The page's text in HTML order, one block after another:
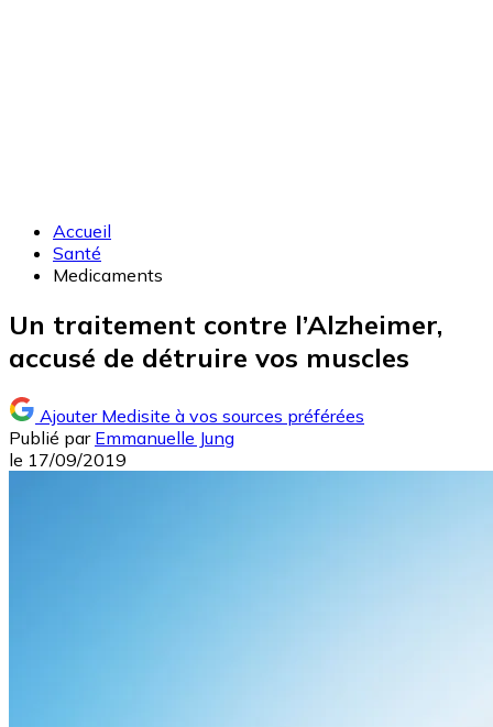
Accueil
Santé
Medicaments
Un traitement contre l’Alzheimer,
accusé de détruire vos muscles
Ajouter Medisite à vos sources préférées
Publié par Emmanuelle Jung
le 17/09/2019